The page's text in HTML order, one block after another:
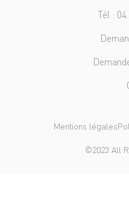
Tél :
Mentions légales
©2023 All